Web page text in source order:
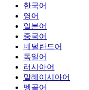
한국어
영어
일본어
중국어
네덜란드어
독일어
러시아어
말레이시아어
벵골어